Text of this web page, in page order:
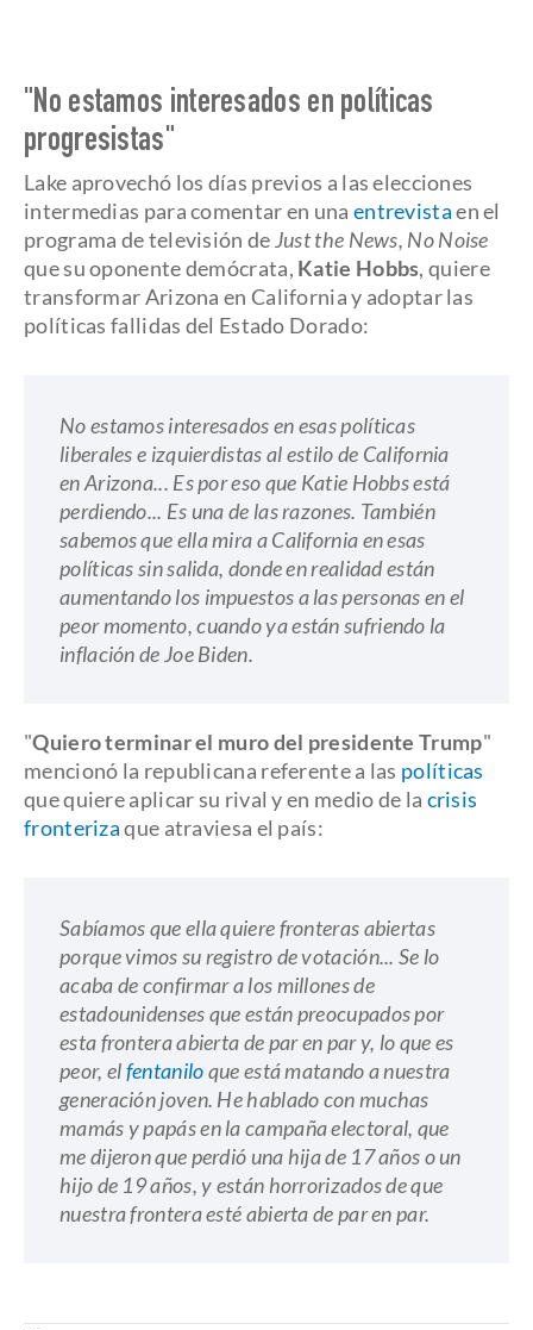
"No estamos interesados en políticas
progresistas"
Lake aprovechó los días previos a las elecciones
intermedias para comentar en una entrevistaen el
programa de televisión deJust the News, No Noise
que su oponente demócrata, Katie Hobbs, quiere
transformar Arizona en California y adoptar las
políticas fallidas del Estado Dorado:
No estamos interesados ​​en esas políticas
liberales e izquierdistas al estilo de California
en Arizona... Es por eso que Katie Hobbs está
perdiendo... Es una de las razones. También
sabemos que ella mira a California en esas
políticas sin salida, donde en realidad están
aumentando los impuestos a las personas en el
peor momento, cuando ya están sufriendo la
inflación de Joe Biden.
"Quiero terminar el muro del presidente Trump"
mencionó la republicana referente a las políticas
que quiere aplicar su rival y en medio de la crisis
fronterizaque atraviesa el país:
Sabíamos que ella quiere fronteras abiertas
porque vimos su registro de votación... Se lo
acaba de confirmar a los millones de
estadounidenses que están preocupados por
esta frontera abierta de par en par y, lo que es
peor, elfentaniloque está matando a nuestra
generación joven. He hablado con muchas
mamás y papás en la campaña electoral, que
me dijeron que perdió una hija de 17 años o un
hijo de 19 años, y están horrorizados de que
nuestra frontera esté abierta de par en par.